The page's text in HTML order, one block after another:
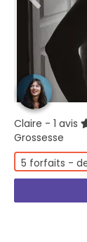
Claire - 1 avis
Grossesse
5 forfaits -